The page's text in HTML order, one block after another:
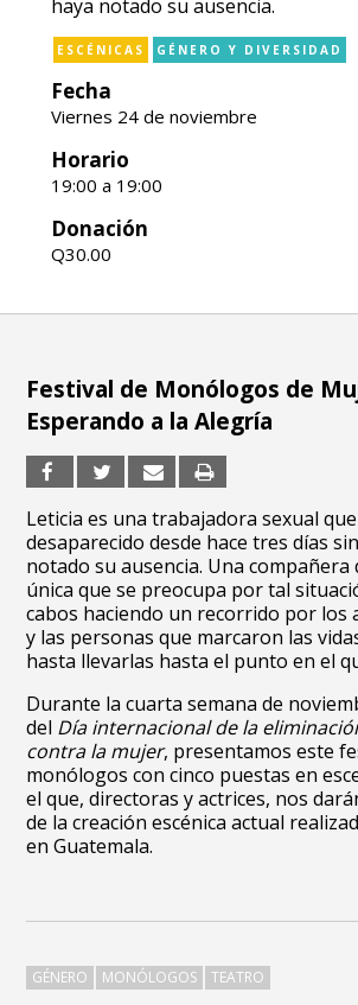
haya notado su ausencia.
ESCÉNICAS GÉNERO Y DIVERSIDAD
Fecha
Viernes 24 de noviembre
Horario
19:00 a 19:00
Donación
Q30.00
Festival de Monólogos de
Esperando a la Alegría
Leticia es una trabajadora sexual
desaparecido desde hace tres días
notado su ausencia. Una compañera
única que se preocupa por tal
cabos haciendo un recorrido por los
y las personas que marcaron las
hasta llevarlas hasta el punto en el
Durante la cuarta semana de
del Día internacional de la
contra la mujer, presentamos este
monólogos con cinco puestas en
el que, directoras y actrices, nos
de la creación escénica actual
en Guatemala.
GÉNERO MONÓLOGOS TEATRO